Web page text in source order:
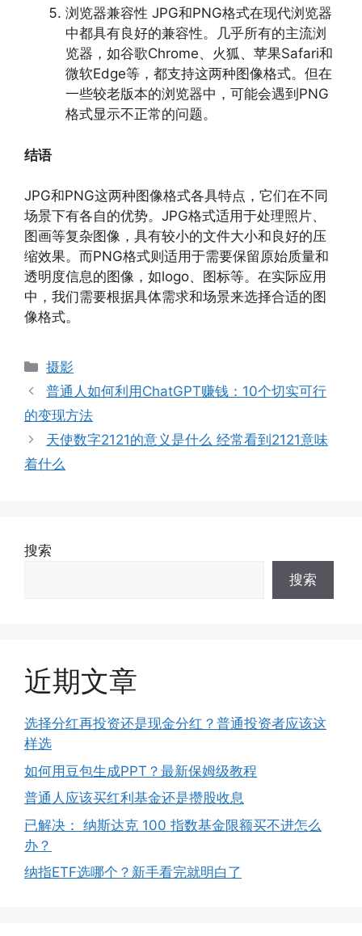
浏览器兼容性 JPG和PNG格式在现代浏览器
中都具有良好的兼容性。几乎所有的主流浏
览器，如谷歌Chrome、火狐、苹果Safari和
微软Edge等，都支持这两种图像格式。但在
一些较老版本的浏览器中，可能会遇到PNG
格式显示不正常的问题。
结语
JPG和PNG这两种图像格式各具特点，它们在不同
场景下有各自的优势。JPG格式适用于处理照片、
图画等复杂图像，具有较小的文件大小和良好的压
缩效果。而PNG格式则适用于需要保留原始质量和
透明度信息的图像，如logo、图标等。在实际应用
中，我们需要根据具体需求和场景来选择合适的图
像格式。
分
类
摄影
普通人如何利用ChatGPT赚钱：10个切实可行
的变现方法
天使数字2121的意义是什么 经常看到2121意味
着什么
搜索
搜索
近期文章
选择分红再投资还是现金分红？普通投资者应该这
样选
如何用豆包生成PPT？最新保姆级教程
普通人应该买红利基金还是攒股收息
已解决： 纳斯达克 100 指数基金限额买不进怎么
办？
纳指ETF选哪个？新手看完就明白了